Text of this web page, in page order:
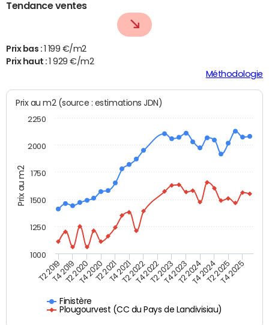
Tendance ventes
Prix bas :
1 199 €/m2
Prix haut :
1 929 €/m2
Méthodologie
Prix au m2
Prix au m2 (source : estimations JDN)
Finistère
Plougourvest (CC du Pays de Landivisiau)
T2 2019T4 2019T2 2020T4 2020T2 2021T4 2021T2 2022T4 2022T2 2023T4 2023T2 2024T4 2024T2 2025T4 2025
1000
1250
1500
1750
2000
2250